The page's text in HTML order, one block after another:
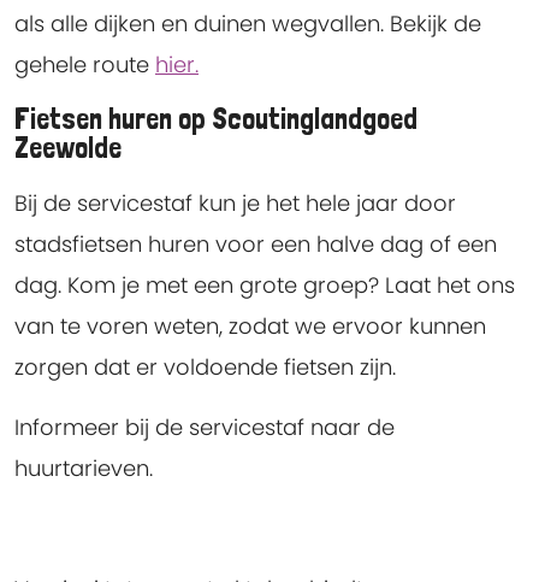
als alle dijken en duinen wegvallen. Bekijk de
gehele route hier.
Fietsen huren op Scoutinglandgoed
Zeewolde
Bij de servicestaf kun je het hele jaar door
stadsfietsen huren voor een halve dag of een
dag. Kom je met een grote groep? Laat het ons
van te voren weten, zodat we ervoor kunnen
zorgen dat er voldoende fietsen zijn.
Informeer bij de servicestaf naar de
huurtarieven.